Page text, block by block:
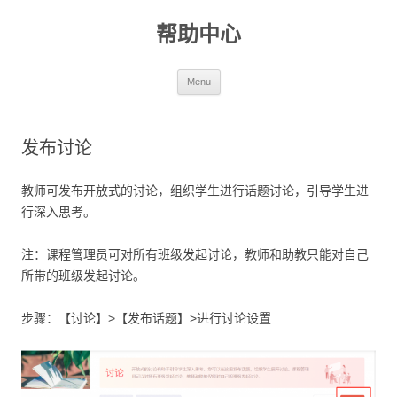
帮助中心
Menu
发布讨论
教师可发布开放式的讨论，组织学生进行话题讨论，引导学生进
行深入思考。
注：课程管理员可对所有班级发起讨论，教师和助教只能对自己
所带的班级发起讨论。
步骤：【讨论】>【发布话题】>进行讨论设置